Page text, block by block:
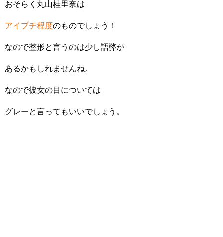
おそらく丸山桂里奈は
アイプチ程度のものでしょう！
なので整形と言うのは少し語弊が
あるかもしれませんね。
なので彼女の目については
グレーと言ってもいいでしょう。